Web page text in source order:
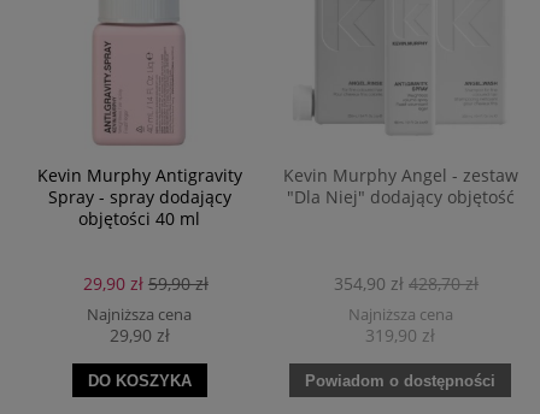
Kevin Murphy Antigravity
Spray - spray dodający
objętości 40 ml
29,90 zł 59,90 zł
Najniższa cena
29,90 zł
DO KOSZYKA
Kevin Murphy Angel - zestaw
"Dla Niej" dodający objętość
354,90 zł 428,70 zł
Najniższa cena
319,90 zł
Powiadom o dostępności